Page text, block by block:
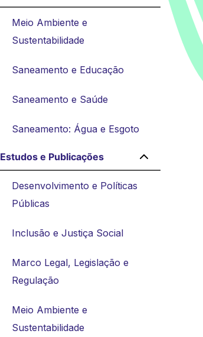
Meio Ambiente e
Sustentabilidade
Saneamento e Educação
Saneamento e Saúde
Saneamento: Água e Esgoto
Estudos e Publicações
Desenvolvimento e Políticas
Públicas
Inclusão e Justiça Social
Marco Legal, Legislação e
Regulação
Meio Ambiente e
Sustentabilidade